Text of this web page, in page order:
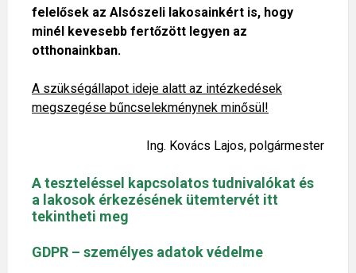
felelősek az Alsószeli lakosainkért is, hogy
minél kevesebb fertőzött legyen az
otthonainkban.
A szükségállapot ideje alatt az intézkedések
megszegése bűncselekménynek minősül!
Ing. Kovács Lajos, polgármester
A teszteléssel kapcsolatos tudnivalókat és
a lakosok érkezésének ütemtervét itt
tekintheti meg
GDPR – személyes adatok védelme